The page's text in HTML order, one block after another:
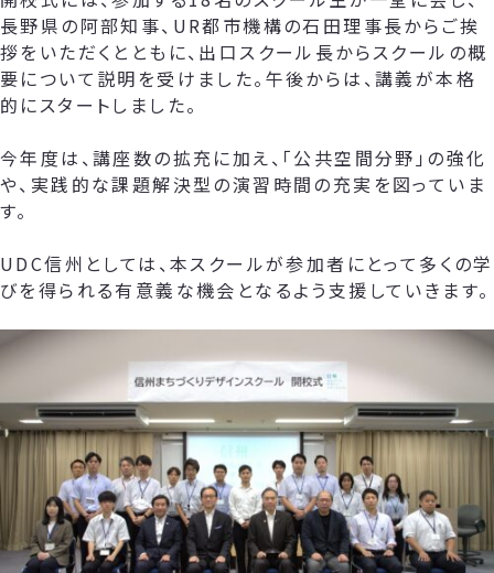
長野県の阿部知事、UR都市機構の石田理事長からご挨
拶をいただくとともに、出口スクール長からスクールの概
要について説明を受けました。午後からは、講義が本格
的にスタートしました。
今年度は、講座数の拡充に加え、「公共空間分野」の強化
や、実践的な課題解決型の演習時間の充実を図っていま
す。
UDC信州としては、本スクールが参加者にとって多くの学
びを得られる有意義な機会となるよう支援していきます。